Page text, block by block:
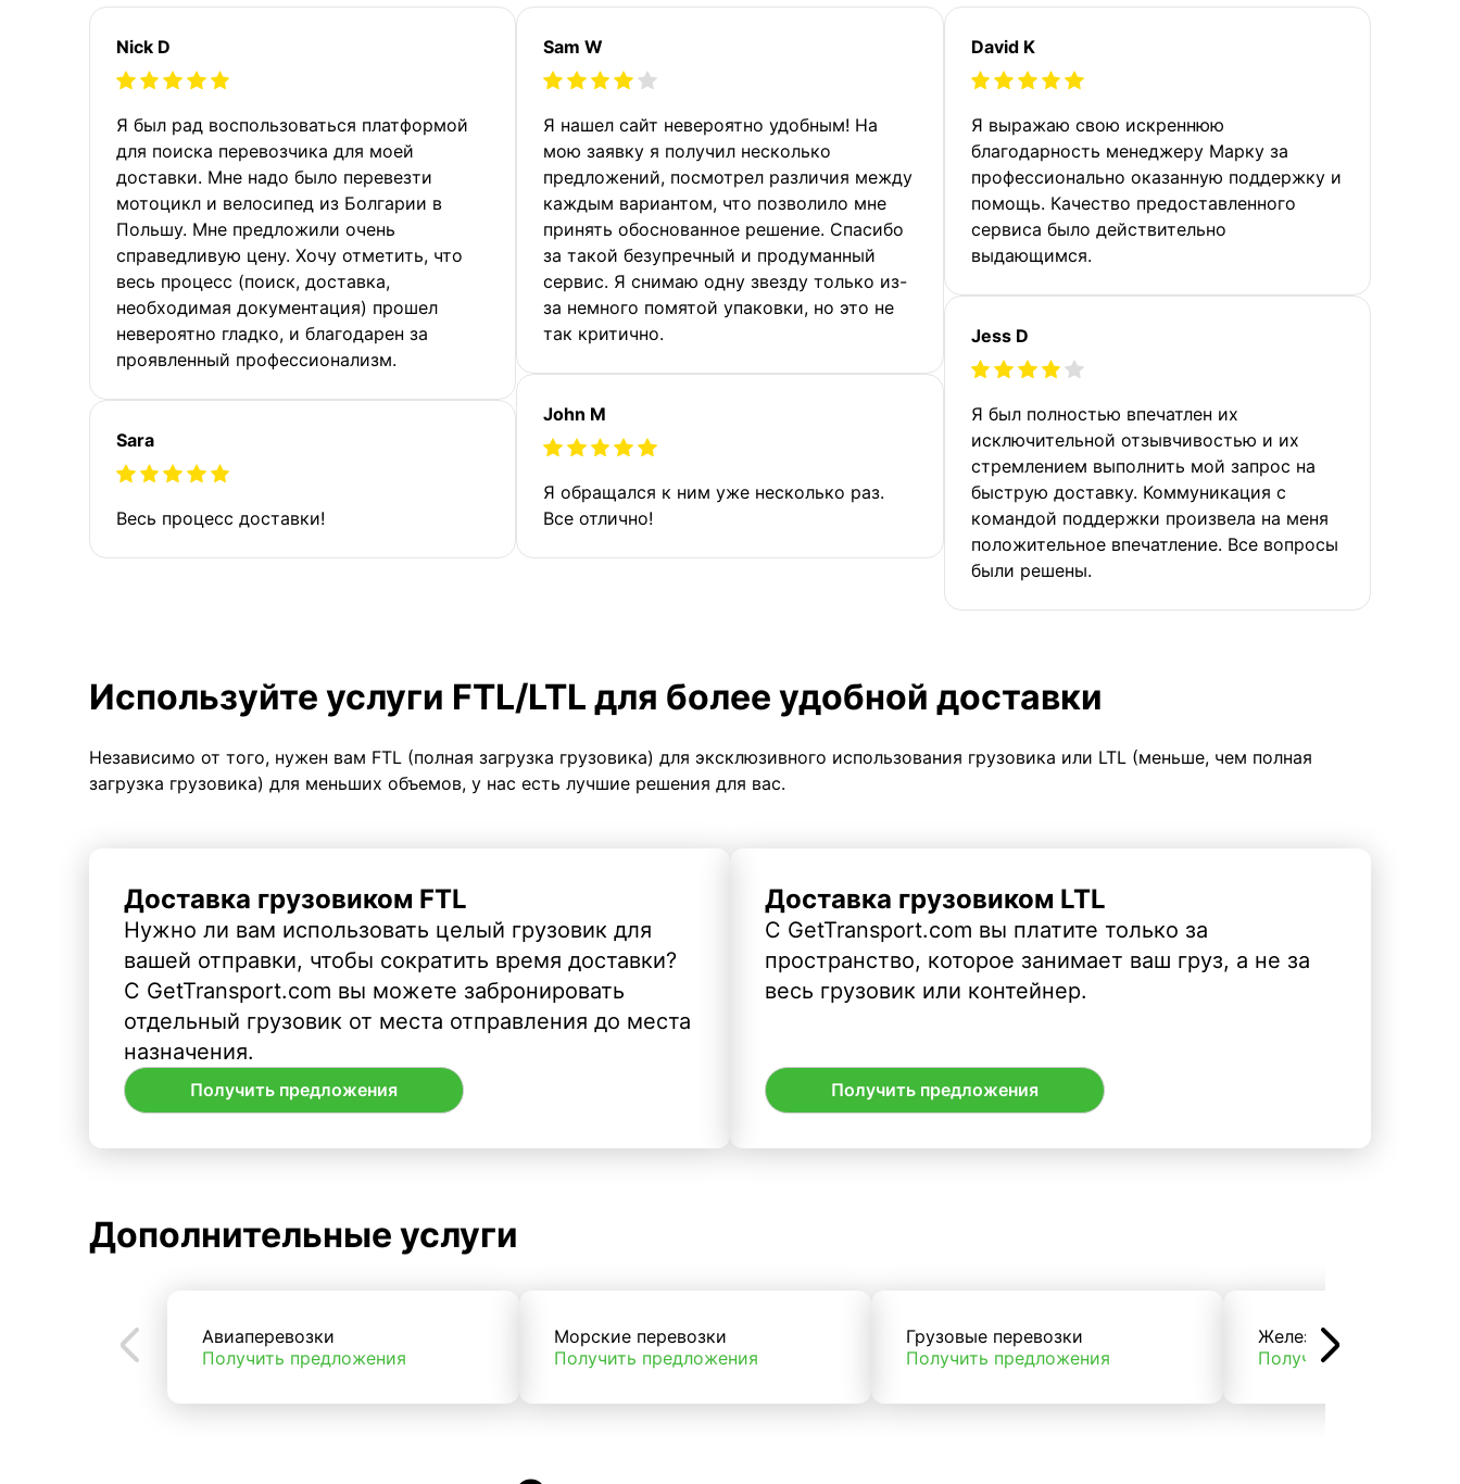
Nick D
Я был рад воспользоваться платформой
для поиска перевозчика для моей
доставки. Мне надо было перевезти
мотоцикл и велосипед из Болгарии в
Польшу. Мне предложили очень
справедливую цену. Хочу отметить, что
весь процесс (поиск, доставка,
необходимая документация) прошел
невероятно гладко, и благодарен за
проявленный профессионализм.
Sara
Весь процесс доставки!
Sam W
Я нашел сайт невероятно удобным! На
мою заявку я получил несколько
предложений, посмотрел различия между
каждым вариантом, что позволило мне
принять обоснованное решение. Спасибо
за такой безупречный и продуманный
сервис. Я снимаю одну звезду только из-
за немного помятой упаковки, но это не
так критично.
John M
Я обращался к ним уже несколько раз.
Все отлично!
David K
Я выражаю свою искреннюю
благодарность менеджеру Марку за
профессионально оказанную поддержку и
помощь. Качество предоставленного
сервиса было действительно
выдающимся.
Jess D
Я был полностью впечатлен их
исключительной отзывчивостью и их
стремлением выполнить мой запрос на
быструю доставку. Коммуникация с
командой поддержки произвела на меня
положительное впечатление. Все вопросы
были решены.
Используйте услуги FTL/LTL для более удобной доставки
Независимо от того, нужен вам FTL (полная загрузка грузовика) для эксклюзивного использования грузовика или LTL (меньше, чем полная
загрузка грузовика) для меньших объемов, у нас есть лучшие решения для вас.
Доставка грузовиком FTL
Нужно ли вам использовать целый грузовик для
вашей отправки, чтобы сократить время доставки?
С GetTransport.com вы можете забронировать
отдельный грузовик от места отправления до места
назначения.
Получить предложения
Доставка грузовиком LTL
С GetTransport.com вы платите только за
пространство, которое занимает ваш груз, а не за
весь грузовик или контейнер.
Получить предложения
Дополнительные услуги
Авиаперевозки
Получить предложения
Морские перевозки
Получить предложения
Грузовые перевозки
Получить предложения
Железнодорожные
Получить